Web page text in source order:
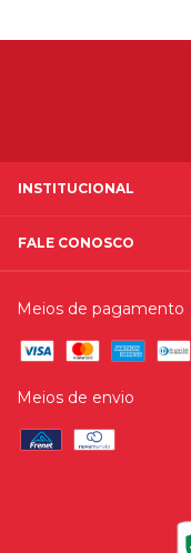
INSTITUCIONAL
FALE CONOSCO
Meios de pagamento
Meios de envio